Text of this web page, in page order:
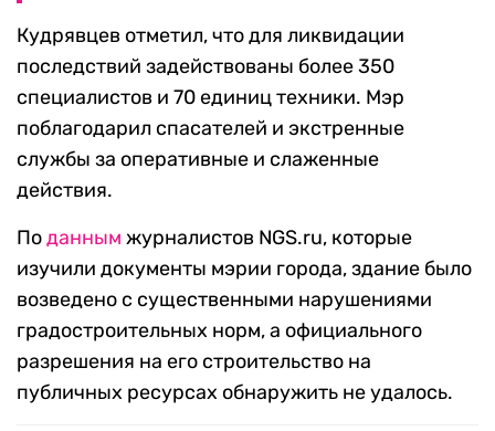
Кудрявцев отметил, что для ликвидации
последствий задействованы более 350
специалистов и 70 единиц техники. Мэр
поблагодарил спасателей и экстренные
службы за оперативные и слаженные
действия.
Поданным журналистов NGS.ru, которые
изучили документы мэрии города, здание было
возведено с существенными нарушениями
градостроительных норм, а официального
разрешения на его строительство на
публичных ресурсах обнаружить не удалось.